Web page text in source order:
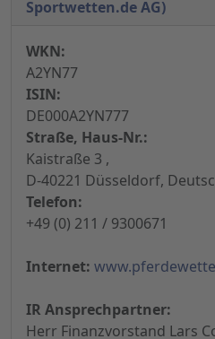
Sportwetten.de AG)
WKN:
A2YN77
ISIN:
DE000A2YN777
Straße, Haus-Nr.:
Kaistraße 3 ,
D-40221 Düsseldorf,
Telefon:
+49 (0) 211 / 9300671
Internet:
IR Ansprechpartner:
Herr Finanzvorstand Lars